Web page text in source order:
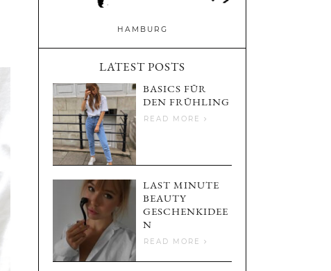
HAMBURG
LATEST POSTS
BASICS FÜR
DEN FRÜHLING
READ MORE
LAST MINUTE
BEAUTY
GESCHENKIDEE
N
READ MORE